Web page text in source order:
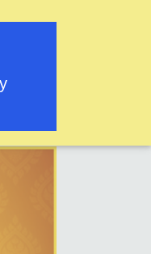
ย้อนกลับ